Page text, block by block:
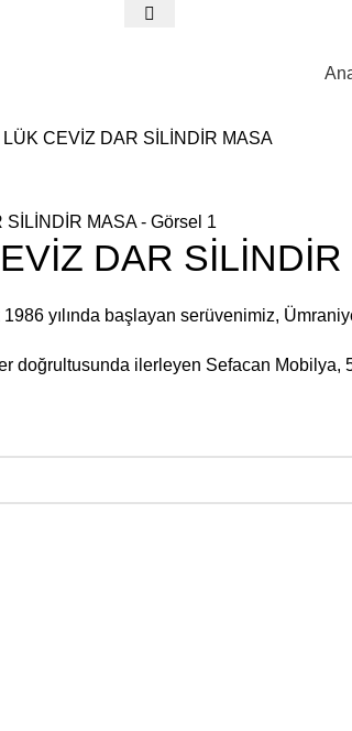
LÜK CEVİZ DAR SİLİNDİR MASA
DAR SİLİNDİR
yılında başlayan serüvenimiz,
doğrultusunda ilerleyen Sefacan